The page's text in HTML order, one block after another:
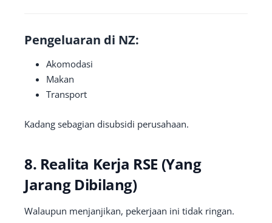
Pengeluaran di NZ:
Akomodasi
Makan
Transport
Kadang sebagian disubsidi perusahaan.
8. Realita Kerja RSE (Yang
Jarang Dibilang)
Walaupun menjanjikan, pekerjaan ini tidak ringan.